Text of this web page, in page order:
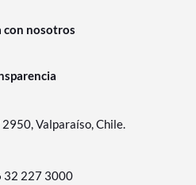
con nosotros
2950, Valparaíso, Chile.
32 227 3000